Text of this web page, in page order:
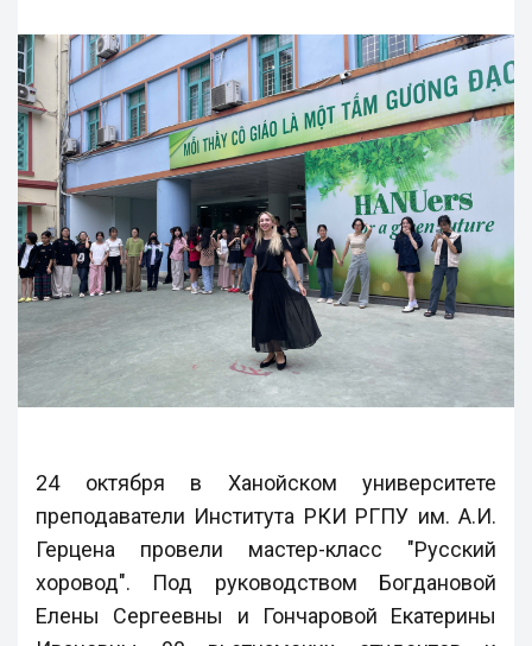
24 октября в Ханойском университете
преподаватели Института РКИ РГПУ им. А.И.
Герцена провели мастер-класс "Русский
хоровод". Под руководством Богдановой
Елены Сергеевны и Гончаровой Екатерины